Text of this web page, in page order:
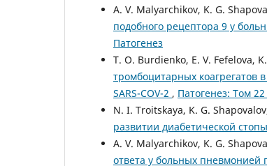
A. V. Malyarchikov, K. G.
подобного рецептора 9 у
Патогенез
T. O. Burdienko, E. V. Fefelova,
тромбоцитарных коагрегатов
SARS-COV-2 , Патогенез: Том
N. I. Troitskaya, K. G.
развитии диабетической стопы
A. V. Malyarchikov, K. G.
ответа у больных пневмонией